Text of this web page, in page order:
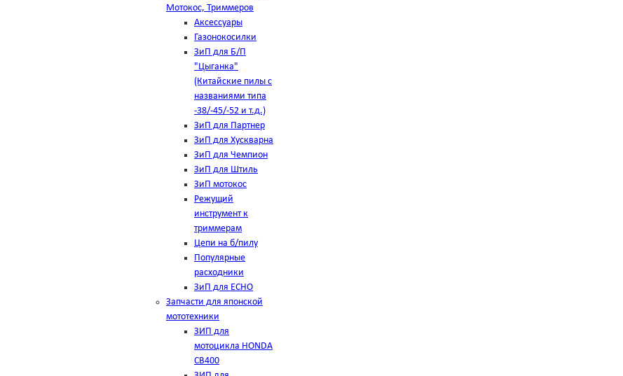
Мотокос, Триммеров
Аксессуары
Газонокосилки
ЗиП для Б/П
"Цыганка"
(Китайские пилы с
названиями типа
-38/-45/-52 и т.д.)
ЗиП для Партнер
ЗиП для Хускварна
ЗиП для Чемпион
ЗиП для Штиль
ЗиП мотокос
Режущий
инструмент к
триммерам
Цепи на б/пилу
Популярные
расходники
ЗиП для ЕСНО
Запчасти для японской
мототехники
ЗИП для
мотоцикла HONDA
CB400